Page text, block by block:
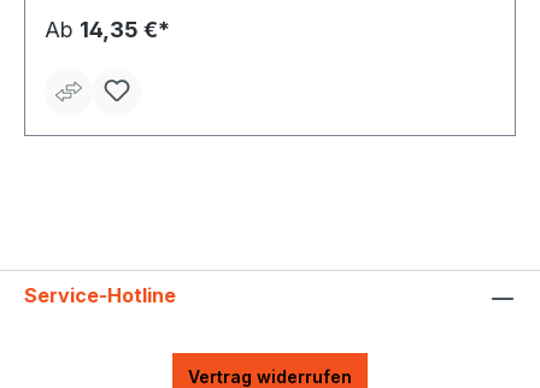
Ab 14,35 €*
Service-Hotline
Vertrag widerrufen